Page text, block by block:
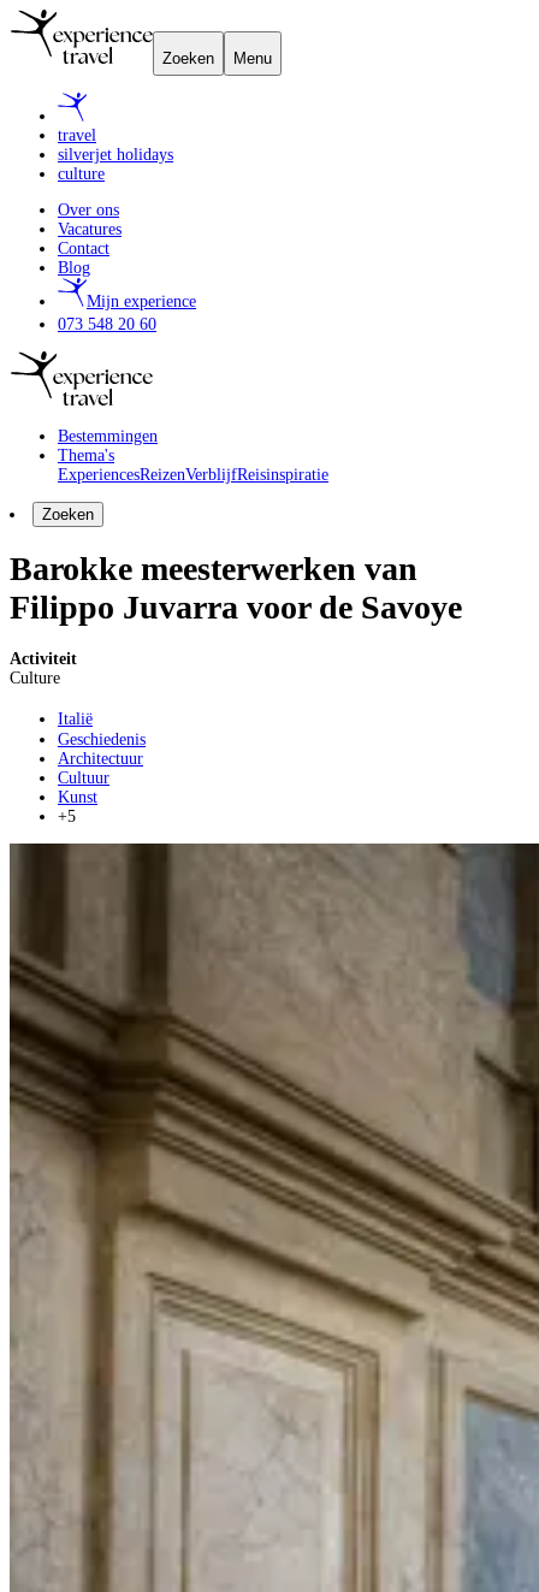
Zoeken Menu
travel
silverjet holidays
culture
Over ons
Vacatures
Contact
Blog
Mijn experience
073 548 20 60
Bestemmingen
Thema's
ExperiencesReizenVerblijfReisinspiratie
Zoeken
Barokke meesterwerken van
Filippo Juvarra voor de Savoye
Activiteit
Culture
Italië
Geschiedenis
Architectuur
Cultuur
Kunst
+5